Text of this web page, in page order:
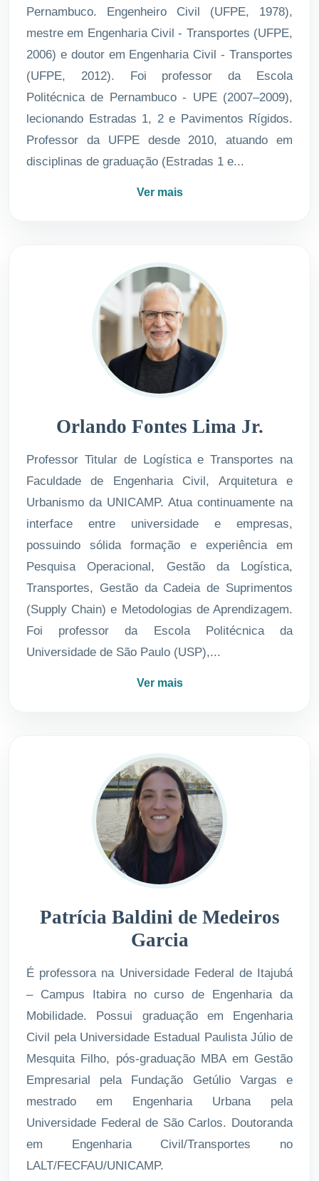
Pernambuco. Engenheiro Civil (UFPE, 1978),
mestre em Engenharia Civil - Transportes (UFPE,
2006) e doutor em Engenharia Civil - Transportes
(UFPE, 2012). Foi professor da Escola
Politécnica de Pernambuco - UPE (2007–2009),
lecionando Estradas 1, 2 e Pavimentos Rígidos.
Professor da UFPE desde 2010, atuando em
disciplinas de graduação (Estradas 1 e...
Ver mais
Orlando Fontes Lima Jr.
Professor Titular de Logística e Transportes na
Faculdade de Engenharia Civil, Arquitetura e
Urbanismo da UNICAMP. Atua continuamente na
interface entre universidade e empresas,
possuindo sólida formação e experiência em
Pesquisa Operacional, Gestão da Logística,
Transportes, Gestão da Cadeia de Suprimentos
(Supply Chain) e Metodologias de Aprendizagem.
Foi professor da Escola Politécnica da
Universidade de São Paulo (USP),...
Ver mais
Patrícia Baldini de Medeiros
Garcia
É professora na Universidade Federal de Itajubá
– Campus Itabira no curso de Engenharia da
Mobilidade. Possui graduação em Engenharia
Civil pela Universidade Estadual Paulista Júlio de
Mesquita Filho, pós-graduação MBA em Gestão
Empresarial pela Fundação Getúlio Vargas e
mestrado em Engenharia Urbana pela
Universidade Federal de São Carlos. Doutoranda
em Engenharia Civil/Transportes no
LALT/FECFAU/UNICAMP.